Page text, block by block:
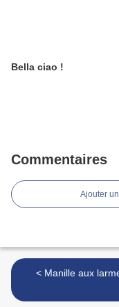
Bella ciao !
Commentaires
Ajouter
< Manille aux